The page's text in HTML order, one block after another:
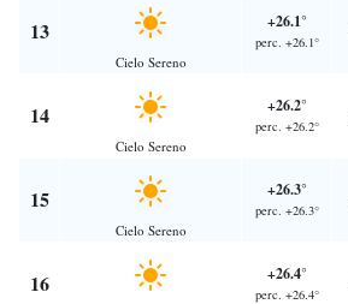
13
Cielo Sereno
+26.1°
perc. +26.1°
14
Cielo Sereno
+26.2°
perc. +26.2°
15
Cielo Sereno
+26.3°
perc. +26.3°
16 +26.4°
perc. +26.4°